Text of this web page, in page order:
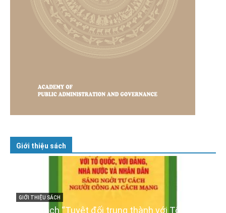
Giới thiệu sách
GIỚI THIỆU SÁCH